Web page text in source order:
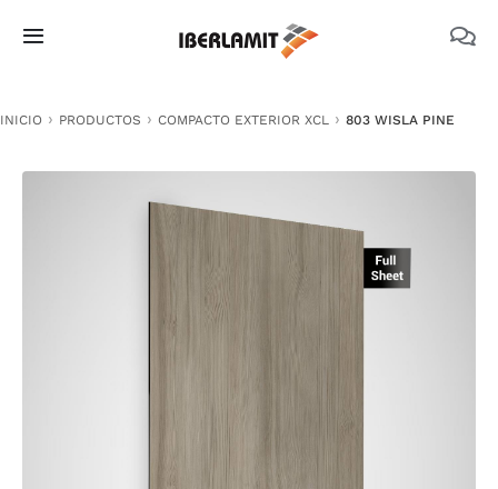
Toggle
NOSOTROS
DOCUMENTACIÓN TÉCNICA
INICIO PRODUCTOS COMPACTO EXTERIOR XCL 803 WISLA PINE